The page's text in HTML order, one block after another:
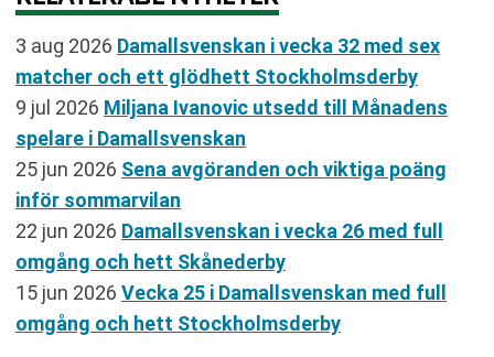
3 aug 2026 Damallsvenskan i vecka 32 med sex
matcher och ett glödhett Stockholmsderby
9 jul 2026 Miljana Ivanovic utsedd till Månadens
spelare i Damallsvenskan
25 jun 2026 Sena avgöranden och viktiga poäng
inför sommarvilan
22 jun 2026 Damallsvenskan i vecka 26 med full
omgång och hett Skånederby
15 jun 2026 Vecka 25 i Damallsvenskan med full
omgång och hett Stockholmsderby